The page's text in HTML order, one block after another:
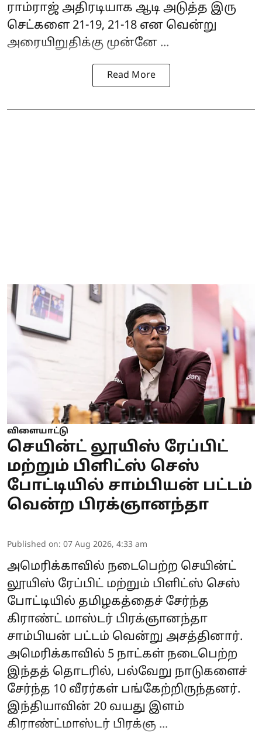
ராம்ராஜ் அதிரடியாக ஆடி அடுத்த இரு
செட்களை 21-19, 21-18 என வென்று
அரையிறுதிக்கு முன்னே ...
Read More
விளையாட்டு
செயின்ட் லூயிஸ் ரேப்பிட்
மற்றும் பிளிட்ஸ் செஸ்
போட்டியில் சாம்பியன் பட்டம்
வென்ற பிரக்ஞானந்தா
Published on: 07 Aug 2026, 4:33 am
அமெரிக்காவில் நடைபெற்ற செயின்ட்
லூயிஸ் ரேப்பிட் மற்றும் பிளிட்ஸ் செஸ்
போட்டியில் தமிழகத்தைச் சேர்ந்த
கிராண்ட் மாஸ்டர் பிரக்ஞானந்தா
சாம்பியன் பட்டம் வென்று அசத்தினார்.
அமெரிக்காவில் 5 நாட்கள் நடைபெற்ற
இந்தத் தொடரில், பல்வேறு நாடுகளைச்
சேர்ந்த 10 வீரர்கள் பங்கேற்றிருந்தனர்.
இந்தியாவின் 20 வயது இளம்
கிராண்ட்மாஸ்டர் பிரக்ஞ ...